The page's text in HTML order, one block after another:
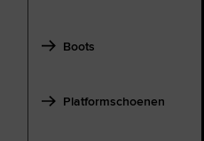
Boots
Platformschoenen